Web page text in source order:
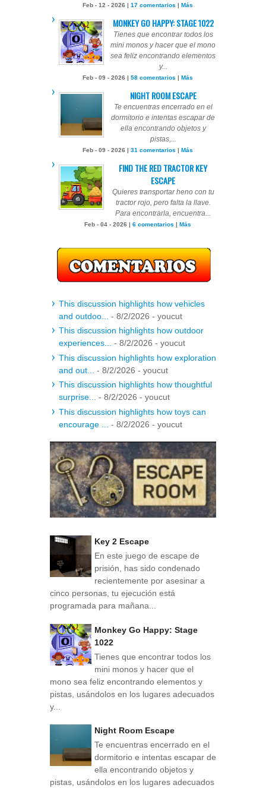
Feb - 12 - 2026 | 17 comentarios | Más
MONKEY GO HAPPY: STAGE 1022
Tienes que encontrar todos los
mini monos y hacer que el mono
sea feliz encontrando elementos
y...
Feb - 09 - 2026 | 58 comentarios | Más
NIGHT ROOM ESCAPE
Te encuentras encerrado en el
dormitorio e intentas escapar de
ella encontrando objetos y
pistas,...
Feb - 09 - 2026 | 31 comentarios | Más
FIND THE RED TRACTOR KEY
ESCAPE
Quieres transportar heno con tu
tractor rojo, pero falta la llave.
Para encontrarla, encuentra...
Feb - 04 - 2026 | 6 comentarios | Más
This discussion highlights how vehicles
and outdoo...
- 8/2/2026 - youcut
This discussion highlights how outdoor
experiences... - 8/2/2026 - youcut
This discussion highlights how exploration
and out...
- 8/2/2026 - youcut
This discussion highlights how thoughtful
surprise... - 8/2/2026 - youcut
This discussion highlights how toys can
encourage ...
- 8/2/2026 - youcut
Key 2 Escape
En este juego de escape de
prisión, has sido condenado
recientemente por asesinar a
cinco personas, tu ejecución está
programada para mañana...
Monkey Go Happy: Stage
1022
Tienes que encontrar todos los
mini monos y hacer que el
mono sea feliz encontrando elementos y
pistas, usándolos en los lugares adecuados
y...
Night Room Escape
Te encuentras encerrado en el
dormitorio e intentas escapar de
ella encontrando objetos y
pistas, usándolos en los lugares adecuados